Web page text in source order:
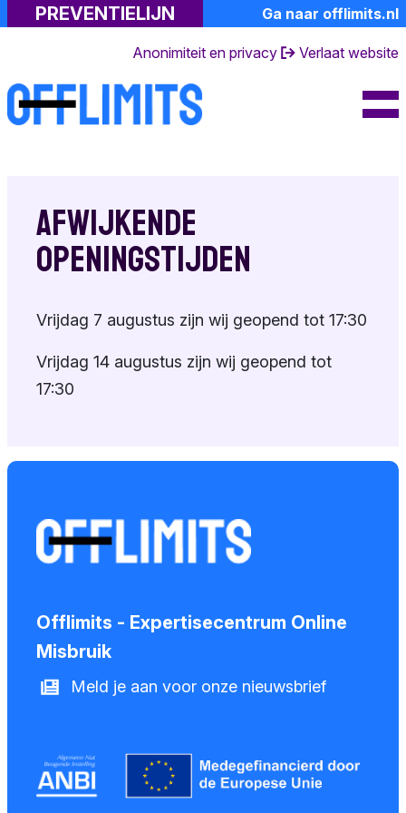
PREVENTIELIJN Ga naar offlimits.nl
Anonimiteit en privacy Verlaat website
Kindermisbruik
Toolkit
Lotgenoten
De gevolgen
Emoties
Samen praten
Toolkit
Professionals
Gespreksvoering
Risicosignalen
hulp
Suïciderisico
Eigen emoties
Toolkit
Meer informatie
FAQ's
partner
Ervaringsverhalen
Terminologie
Doe mee
Over ons
openingstijden
Over de
preventielijn
Andere
hulpverlening
Afwijkende
openingstijden
Vrijdag 7 augustus zijn wij geopend tot 17:30
Vrijdag 14 augustus zijn wij geopend tot
17:30
Offlimits - Expertisecentrum Online
Misbruik
Meld je aan voor onze nieuwsbrief